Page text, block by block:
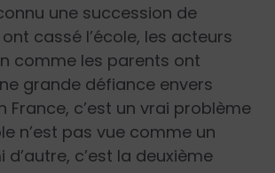
une succession de
cassé l’école, les acteurs
comme les parents ont
grande défiance envers
France, c’est un vrai problème
n’est pas vue comme un
c’est la deuxième